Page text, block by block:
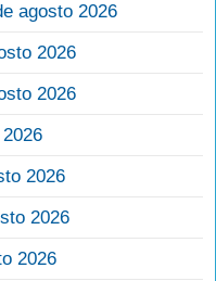
agosto 2026
2026
2026
2026
2026
2026